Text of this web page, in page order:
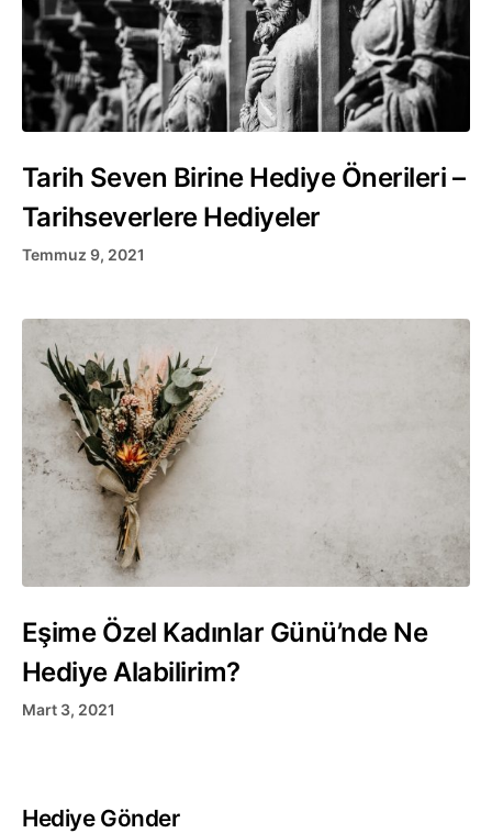
Tarih Seven Birine Hediye Önerileri –
Tarihseverlere Hediyeler
Temmuz 9, 2021
Eşime Özel Kadınlar Günü’nde Ne
Hediye Alabilirim?
Mart 3, 2021
Hediye Gönder